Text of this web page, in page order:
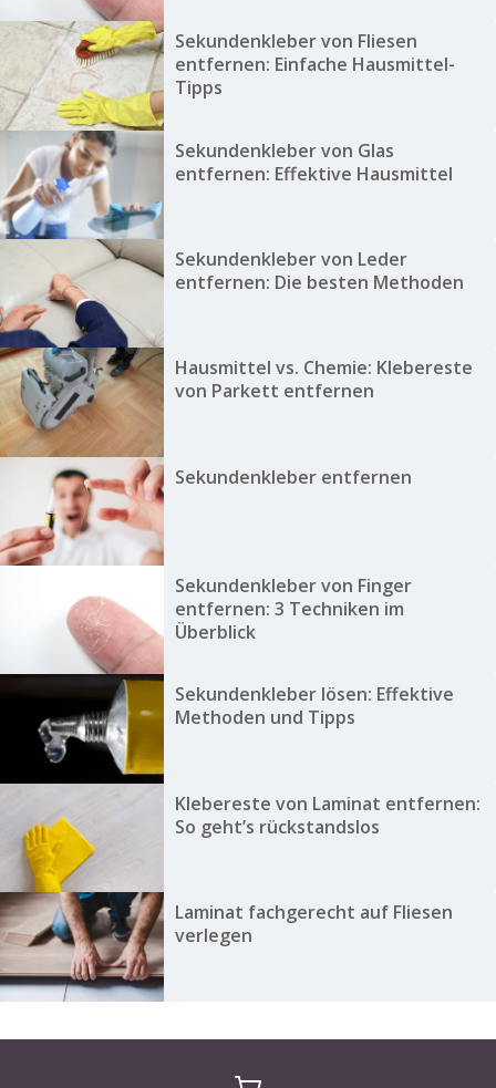
Sekundenkleber von Fliesen
entfernen: Einfache Hausmittel-
Tipps
Sekundenkleber von Glas
entfernen: Effektive Hausmittel
Sekundenkleber von Leder
entfernen: Die besten Methoden
Hausmittel vs. Chemie: Klebereste
von Parkett entfernen
Sekundenkleber entfernen
Sekundenkleber von Finger
entfernen: 3 Techniken im
Überblick
Sekundenkleber lösen: Effektive
Methoden und Tipps
Klebereste von Laminat entfernen:
So geht’s rückstandslos
Laminat fachgerecht auf Fliesen
verlegen